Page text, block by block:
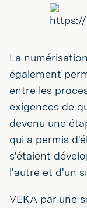
La
également
entre les
exigences de
devenu une
qui a permis
s'étaient
l'autre et d'un
VEKA par une